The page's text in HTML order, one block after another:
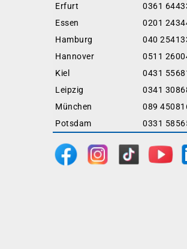
Erfurt
0361
Essen
0201
Hamburg
040
Hannover
0511
Kiel
0431
Leipzig
0341
München
089
Potsdam
0331